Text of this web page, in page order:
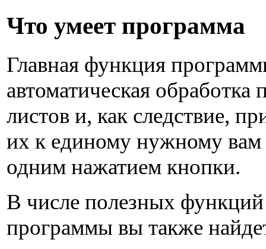
Что умеет программа
Главная функция
автоматическая обработка
листов и, как следствие,
их к единому нужному
одним нажатием кнопки.
В числе полезных функций
программы вы также